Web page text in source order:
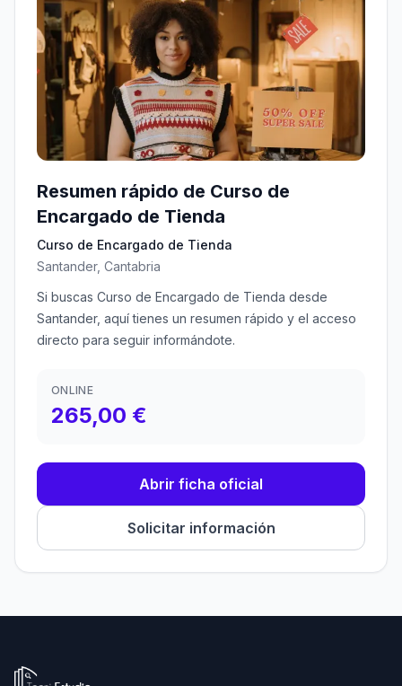
Resumen rápido de Curso de
Encargado de Tienda
Curso de Encargado de Tienda
Santander, Cantabria
Si buscas Curso de Encargado de Tienda desde
Santander, aquí tienes un resumen rápido y el acceso
directo para seguir informándote.
ONLINE
265,00 €
Abrir ficha oficial
Solicitar información
Ir a la página de inicio de Tecni Estudio